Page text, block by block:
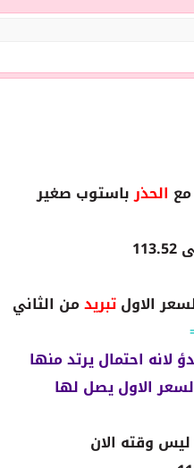
الحذرباستوب صغير
الاولتبريدمن الثاني